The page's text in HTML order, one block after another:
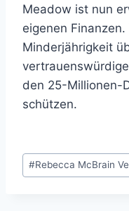
Meadow ist nun
eigenen
Minderjährigkeit
den 25-Millionen-
schützen.
Post
Tags:
#Rebecca McBrain